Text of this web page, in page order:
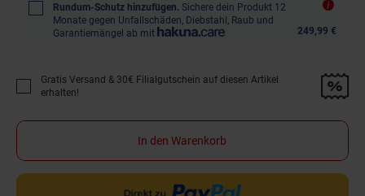
Rundum-Schutz hinzufügen. Sichere dein Produkt 12
Monate gegen Unfallschäden, Diebstahl, Raub und
Garantiemängel ab mit
249,99 €
Promotion "Gratis Versand &amp; 30€ Filialgutschein auf diesen Artikel
Gratis Versand & 30€ Filialgutschein auf diesen Artikel
erhalten!
In den Warenkorb